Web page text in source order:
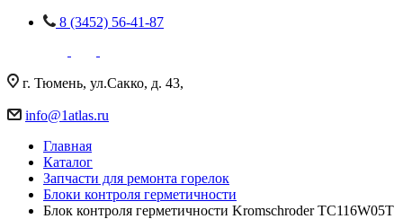
8 (3452) 56-41-87
г. Тюмень, ул.Сакко, д. 43,
info@1atlas.ru
Главная
Каталог
Запчасти для ремонта горелок
Блоки контроля герметичности
Блок контроля герметичности Kromschroder TC116W05T